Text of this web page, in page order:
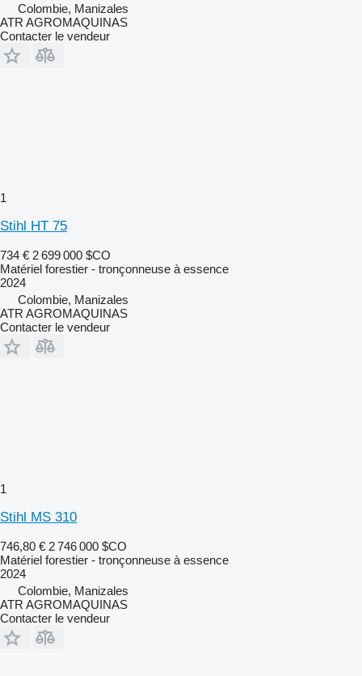
Colombie, Manizales
ATR AGROMAQUINAS
Contacter le vendeur
1
Stihl HT 75
734 € 2 699 000 $CO
Matériel forestier - tronçonneuse à essence
2024
Colombie, Manizales
ATR AGROMAQUINAS
Contacter le vendeur
1
Stihl MS 310
746,80 € 2 746 000 $CO
Matériel forestier - tronçonneuse à essence
2024
Colombie, Manizales
ATR AGROMAQUINAS
Contacter le vendeur